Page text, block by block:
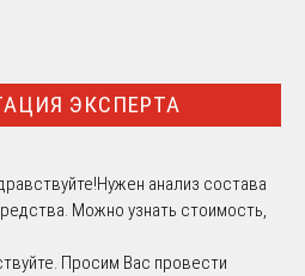
ЭКСПЕРТА
анализ состава
Можно узнать стоимость,
Просим Вас провести